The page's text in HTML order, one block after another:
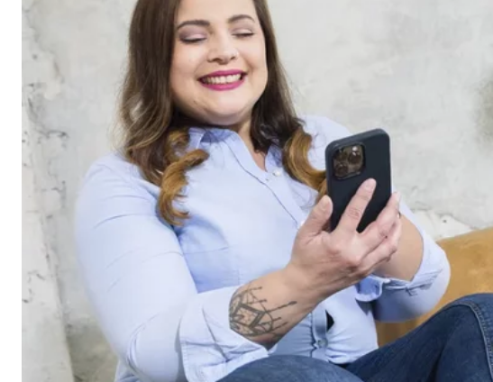
Anbieter:
Zweck: Speichern Ihrer
Cookie Laufzeit:
Statistik Cookies
Statistik Cookies erfassen Informationen anonym. Diese
Google Analytics | Empfänger: OVB, Google Ireland Ltd.
_ga, _gat_UA-
Anbieter: Google Ireland Ltd.
Zweck: Erhebung von